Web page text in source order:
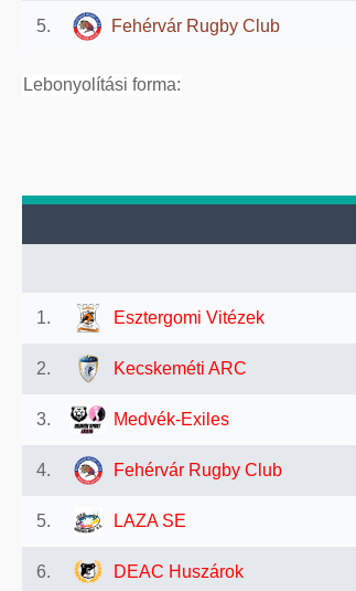
5. Fehérvár Rugby Club
Lebonyolítási forma:
1. Esztergomi Vitézek
2. Kecskeméti ARC
3. Medvék-Exiles
4. Fehérvár Rugby Club
5. LAZA SE
6. DEAC Huszárok